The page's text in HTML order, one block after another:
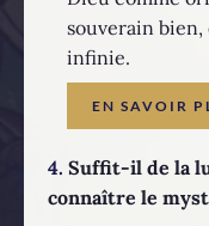
souverain
infinie.
EN SAVOIR
4. Suffit-il de la
connaître le